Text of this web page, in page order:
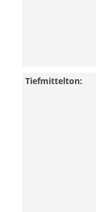
Tiefmittelton: